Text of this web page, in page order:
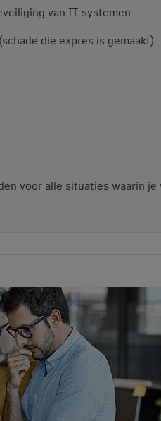
van IT-systemen
die expres is gemaakt)
voor alle situaties waarin je